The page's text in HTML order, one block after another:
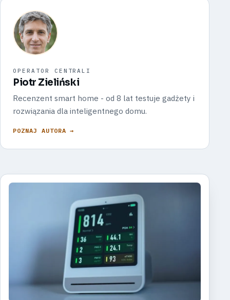
OPERATOR CENTRALI
Piotr Zieliński
Recenzent smart home - od 8 lat testuje gadżety i
rozwiązania dla inteligentnego domu.
POZNAJ AUTORA →